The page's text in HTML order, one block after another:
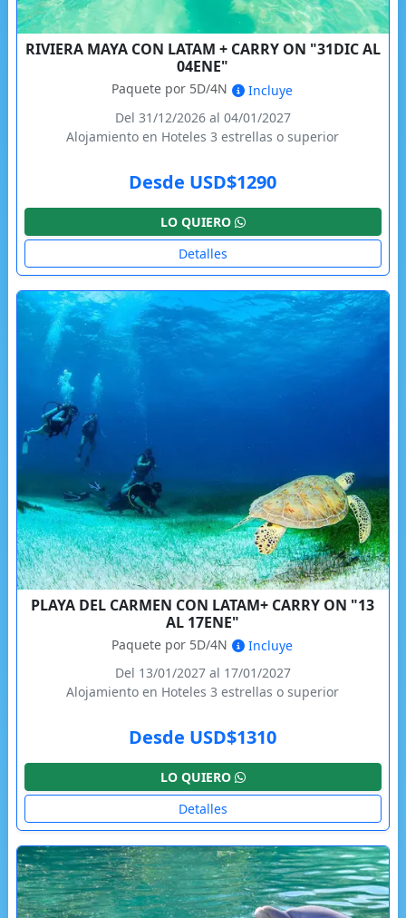
RIVIERA MAYA CON LATAM + CARRY ON "31DIC AL
04ENE"
Paquete por 5D/4N
Incluye
Del 31/12/2026 al 04/01/2027
Alojamiento en Hoteles 3 estrellas o superior
Desde USD$1290
LO QUIERO
Detalles
PLAYA DEL CARMEN CON LATAM+ CARRY ON "13
AL 17ENE"
Paquete por 5D/4N
Incluye
Del 13/01/2027 al 17/01/2027
Alojamiento en Hoteles 3 estrellas o superior
Desde USD$1310
LO QUIERO
Detalles